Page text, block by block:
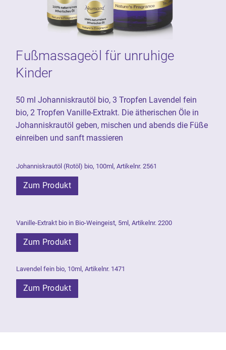
Fußmassageöl für unruhige
Kinder
50 ml Johanniskrautöl bio, 3 Tropfen Lavendel fein
bio, 2 Tropfen Vanille-Extrakt. Die ätherischen Öle in
Johanniskrautöl geben, mischen und abends die Füße
einreiben und sanft massieren
Johanniskrautöl (Rotöl) bio, 100ml, Artikelnr. 2561
Zum Produkt
Vanille-Extrakt bio in Bio-Weingeist, 5ml, Artikelnr. 2200
Zum Produkt
Lavendel fein bio, 10ml, Artikelnr. 1471
Zum Produkt